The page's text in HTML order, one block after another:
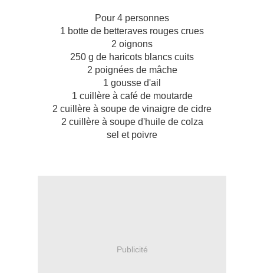
Pour 4 personnes
1 botte de betteraves rouges crues
2 oignons
250 g de haricots blancs cuits
2 poignées de mâche
1 gousse d'ail
1 cuillère à café de moutarde
2 cuillère à soupe de vinaigre de cidre
2 cuillère à soupe d'huile de colza
sel et poivre
Publicité